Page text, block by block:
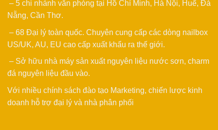
– 5 chi nhánh văn phòng tại Hồ Chí Minh, Hà Nội, Huế, Đà
Nẵng, Cần Thơ.
– 68 Đại lý toàn quốc. Chuyên cung cấp các dòng nailbox
US/UK, AU, EU cao cấp xuất khẩu ra thế giới.
– Sở hữu nhà máy sản xuất nguyên liệu nước sơn, charm
đá nguyên liệu đầu vào.
Với nhiều chính sách đào tạo Marketing, chiến lược kinh
doanh hỗ trợ đại lý và nhà phân phối